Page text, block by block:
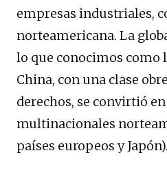
empresas industriales,
norteamericana. La
lo que conocimos como
China, con una clase
derechos, se convirtió
multinacionales
países europeos y Japón).